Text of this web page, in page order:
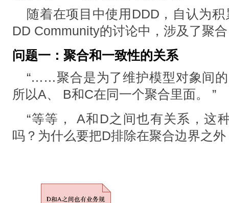
随着在项⽬中使⽤DDD，⾃认为
DD Community的讨论中，涉及了聚
问题一：聚合和一致性的关系
“……聚合是为了维护模型对象间的
所以A、 B和C在同⼀个聚合⾥⾯。 ”
“等等， A和D之间也有关系，这
吗？为什么要把D排除在聚合边界之外